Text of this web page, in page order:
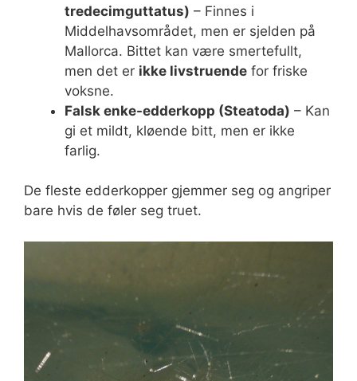
tredecimguttatus) – Finnes i
Middelhavsområdet, men er sjelden på
Mallorca. Bittet kan være smertefullt,
men det er ikke livstruende for friske
voksne.
Falsk enke-edderkopp (Steatoda) – Kan
gi et mildt, kløende bitt, men er ikke
farlig.
De fleste edderkopper gjemmer seg og angriper
bare hvis de føler seg truet.